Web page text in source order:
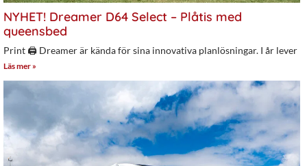
NYHET! Dreamer D64 Select – Plåtis med
queensbed
Print 🖨 Dreamer är kända för sina innovativa planlösningar. I år lever
Läs mer »